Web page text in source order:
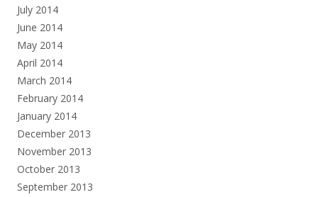
July 2014
June 2014
May 2014
April 2014
March 2014
February 2014
January 2014
December 2013
November 2013
October 2013
September 2013